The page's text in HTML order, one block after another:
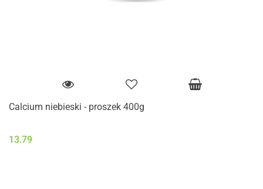
Calcium niebieski - proszek 400g
13.79